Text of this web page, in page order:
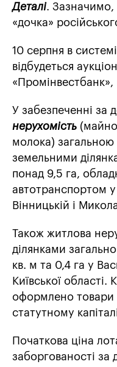
Деталі. Зазначимо,
«дочка»
10 серпня в
відбудеться
«Промінвестбанк»,
У забезпеченні за
нерухомість
молока)
земельними
понад 9,5 га,
автотранспортом у
Вінницькій і
Також житлова
ділянками
кв. м та 0,4 га у
Київської області.
оформлено товари
статутному
Початкова ціна
заборгованості